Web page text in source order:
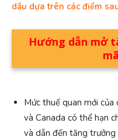
dầu dựa trên các điểm
Hướng dẫn mở
Mức thuế quan mới
và Canada có thể hạn
và dẫn đến tăng